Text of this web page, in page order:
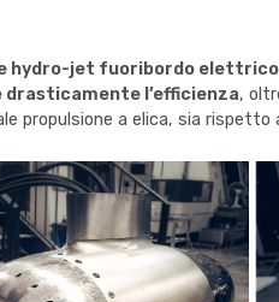
hydro-jet fuoribordo elettrico
drasticamente l’efficienza,
propulsione a elica, sia rispetto